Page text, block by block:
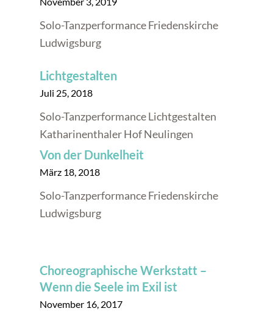
Solo-Tanzperformance Friedenskirche
Ludwigsburg
Lichtgestalten
Juli 25, 2018
Solo-Tanzperformance Lichtgestalten
Katharinenthaler Hof Neulingen
Von der Dunkelheit
März 18, 2018
Solo-Tanzperformance Friedenskirche
Ludwigsburg
Choreographische Werkstatt –
Wenn die Seele im Exil ist
November 16, 2017